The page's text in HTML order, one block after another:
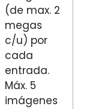
(de max. 2
megas
c/u) por
cada
entrada.
Máx. 5
imágenes